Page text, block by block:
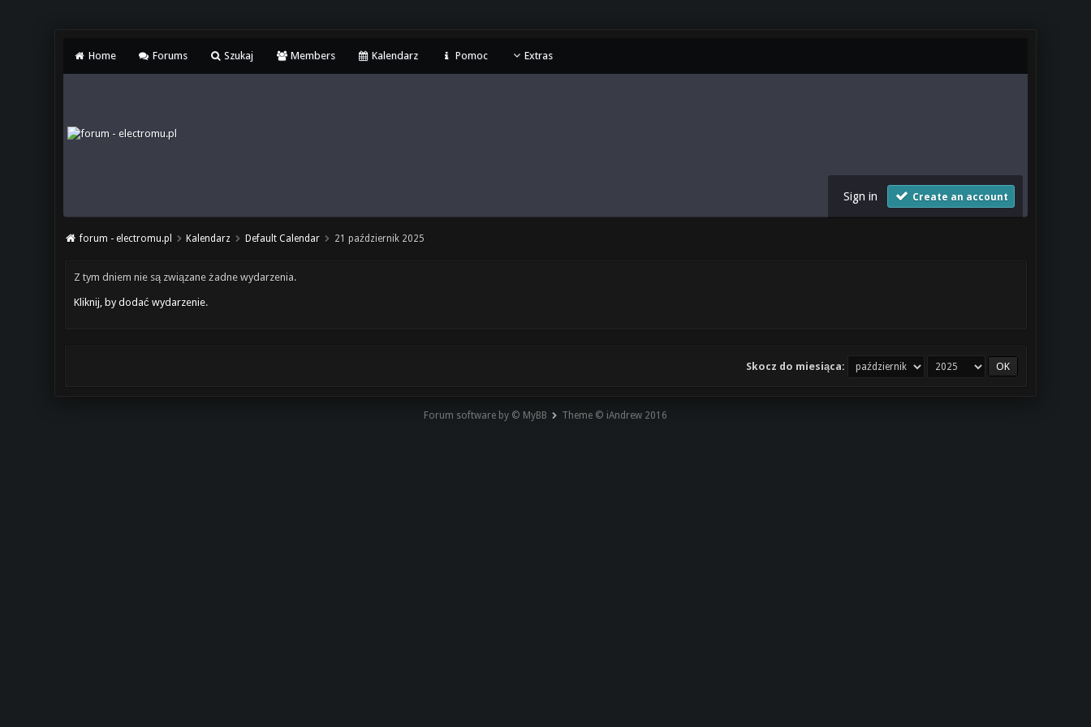
Home Forums Szukaj Members Kalendarz Pomoc Extras
Sign in Create an account
forum - electromu.pl Kalendarz Default Calendar 21 październik 2025
Z tym dniem nie są związane żadne wydarzenia.
Kliknij, by dodać wydarzenie.
Skocz do miesiąca:
Forum software by © MyBB Theme © iAndrew 2016